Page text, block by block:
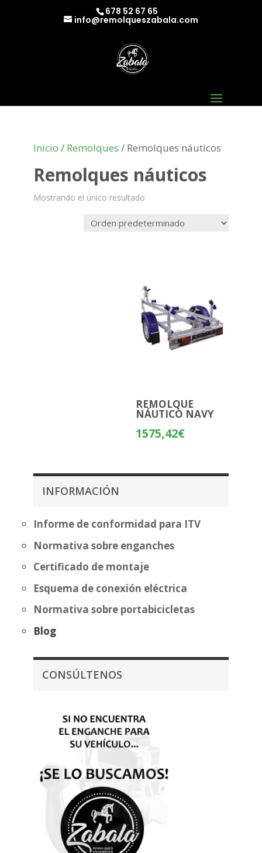
678 52 67 65
info@remolqueszabala.com
Inicio / Remolques / Remolques náuticos
Remolques náuticos
Mostrando el único resultado
REMOLQUE
NÁUTICO NAVY
1575,42€
INFORMACIÓN
Informe de conformidad para ITV
Normativa sobre enganches
Certificado de montaje
Esquema de conexión eléctrica
Normativa sobre portabicicletas
Blog
CONSÚLTENOS